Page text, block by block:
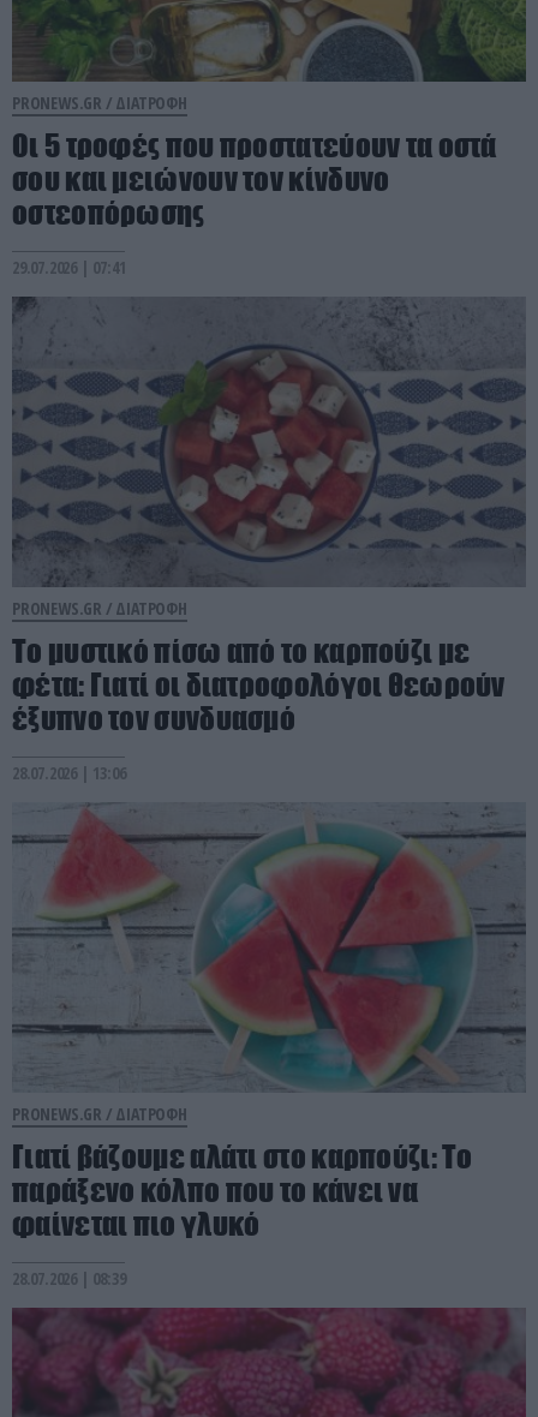
PRONEWS.GR / ΔΙΑΤΡΟΦΗ
Οι 5 τροφές που προστατεύουν τα οστά
σου και μειώνουν τον κίνδυνο
οστεοπόρωσης
29.07.2026 | 07:41
PRONEWS.GR / ΔΙΑΤΡΟΦΗ
Το μυστικό πίσω από το καρπούζι με
φέτα: Γιατί οι διατροφολόγοι θεωρούν
έξυπνο τον συνδυασμό
28.07.2026 | 13:06
PRONEWS.GR / ΔΙΑΤΡΟΦΗ
Γιατί βάζουμε αλάτι στο καρπούζι: Το
παράξενο κόλπο που το κάνει να
φαίνεται πιο γλυκό
28.07.2026 | 08:39